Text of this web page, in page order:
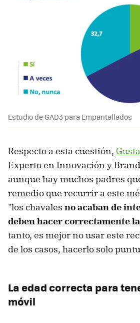
Estudio de GAD3 para Empantallados
Respecto a esta cuestión,
Experto en Innovación y
aunque hay muchos padres
remedio que recurrir a este
"los chavales no acaban de
deben hacer correctamente
tanto, es mejor no usar este
de los casos, hacerlo solo
La edad correcta para
móvil